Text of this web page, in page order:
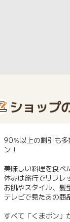
ショップ
90％以上の割引も
ン！
美味しい料理を食べ
休みは旅行でリフレ
お肌やスタイル、髪
テレビで見たあの商
すべて「くまポン」